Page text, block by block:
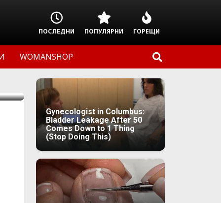
ПОСЛЕДНИ ПОПУЛЯРНИ ГОРЕЩИ
WOMANSHOP
Gynecologist in Columbus:
Bladder Leakage After 50
Comes Down to 1 Thing
(Stop Doing This)